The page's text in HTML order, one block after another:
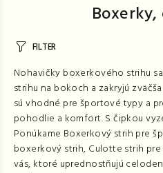
FILTER
Nohavičky boxerkového strihu
strihu na bokoch a zakryjú
sú vhodné pre športové typy a
pohodlie a komfort. S čipkou
Ponúkame Boxerkový strih pre
boxerkový strih, Culotte strih
vás, ktoré uprednostňujú